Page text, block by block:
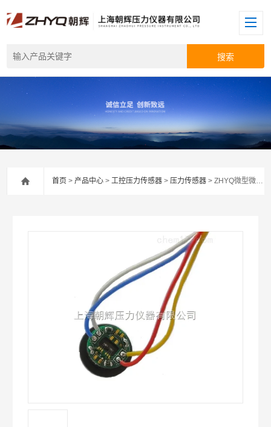
首页 >产品中心 >工控压力传感器 >压力传感器 > ZHYQ微型微熔压力传感器